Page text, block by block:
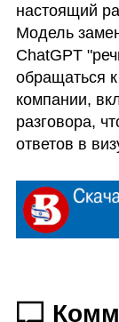
настоящий
Модель
ChatGPT
обращаться
компании,
разговора,
ответов в